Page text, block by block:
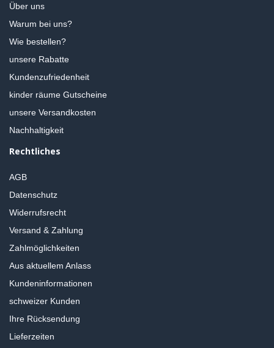
Über uns
Warum bei uns?
Wie bestellen?
unsere Rabatte
Kundenzufriedenheit
kinder räume Gutscheine
unsere Versandkosten
Nachhaltigkeit
Rechtliches
AGB
Datenschutz
Widerrufsrecht
Versand & Zahlung
Zahlmöglichkeiten
Aus aktuellem Anlass
Kundeninformationen
schweizer Kunden
Ihre Rücksendung
Lieferzeiten